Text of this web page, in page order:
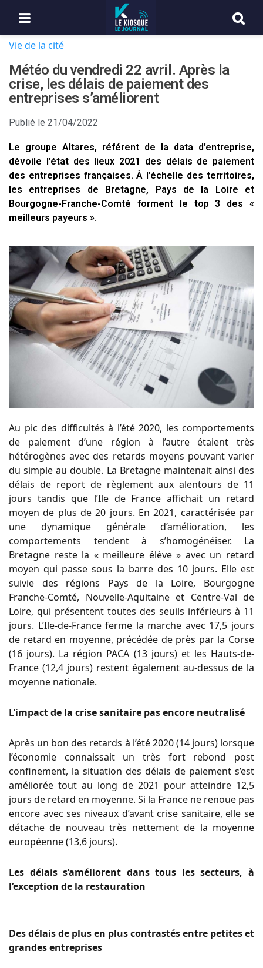
Vie de la cité
Météo du vendredi 22 avril. Après la
crise, les délais de paiement des
entreprises s’améliorent
Publié le 21/04/2022
Le groupe Altares, référent de la data d’entreprise,
dévoile l’état des lieux 2021 des délais de paiement
des entreprises françaises. À l’échelle des territoires,
les entreprises de Bretagne, Pays de la Loire et
Bourgogne-Franche-Comté forment le top 3 des «
meilleurs payeurs ».
Au pic des difficultés à l’été 2020, les comportements
de paiement d’une région à l’autre étaient très
hétérogènes avec des retards moyens pouvant varier
du simple au double. La Bretagne maintenait ainsi des
délais de report de règlement aux alentours de 11
jours tandis que l’Ile de France affichait un retard
moyen de plus de 20 jours. En 2021, caractérisée par
une dynamique générale d’amélioration, les
comportements tendent à s’homogénéiser. La
Bretagne reste la « meilleure élève » avec un retard
moyen qui passe sous la barre des 10 jours. Elle est
suivie des régions Pays de la Loire, Bourgogne
Franche-Comté, Nouvelle-Aquitaine et Centre-Val de
Loire, qui présentent toutes des seuils inférieurs à 11
jours. L’Ile-de-France ferme la marche avec 17,5 jours
de retard en moyenne, précédée de près par la Corse
(16 jours). La région PACA (13 jours) et les Hauts-de-
France (12,4 jours) restent également au-dessus de la
moyenne nationale.
L’impact de la crise sanitaire pas encore neutralisé
Après un bon des retards à l’été 2020 (14 jours) lorsque
l’économie connaissait un très fort rebond post
confinement, la situation des délais de paiement s’est
améliorée tout au long de 2021 pour atteindre 12,5
jours de retard en moyenne. Si la France ne renoue pas
encore avec ses niveaux d’avant crise sanitaire, elle se
détache de nouveau très nettement de la moyenne
européenne (13,6 jours).
Les délais s’améliorent dans tous les secteurs, à
l’exception de la restauration
Des délais de plus en plus contrastés entre petites et
grandes entreprises